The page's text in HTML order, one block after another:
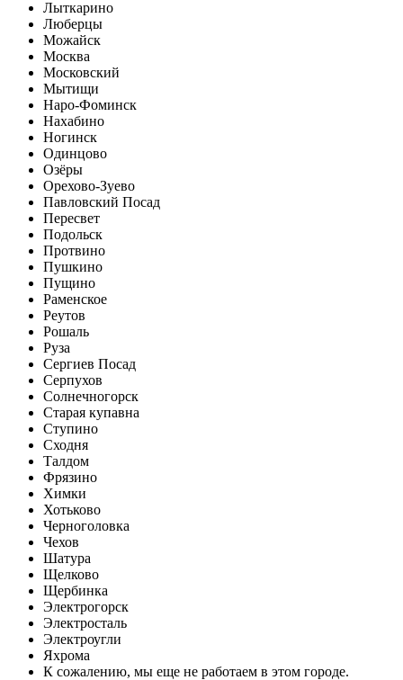
Лыткарино
Люберцы
Можайск
Москва
Московский
Мытищи
Наро-Фоминск
Нахабино
Ногинск
Одинцово
Озёры
Орехово-Зуево
Павловский Посад
Пересвет
Подольск
Протвино
Пушкино
Пущино
Раменское
Реутов
Рошаль
Руза
Сергиев Посад
Серпухов
Солнечногорск
Старая купавна
Ступино
Сходня
Талдом
Фрязино
Химки
Хотьково
Черноголовка
Чехов
Шатура
Щелково
Щербинка
Электрогорск
Электросталь
Электроугли
Яхрома
К сожалению, мы еще не работаем в этом городе.